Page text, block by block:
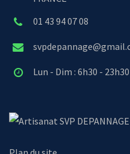
01 43 94 07 08
Lun - Dim : 6h30 - 23h30
SVP DEPANNAGE